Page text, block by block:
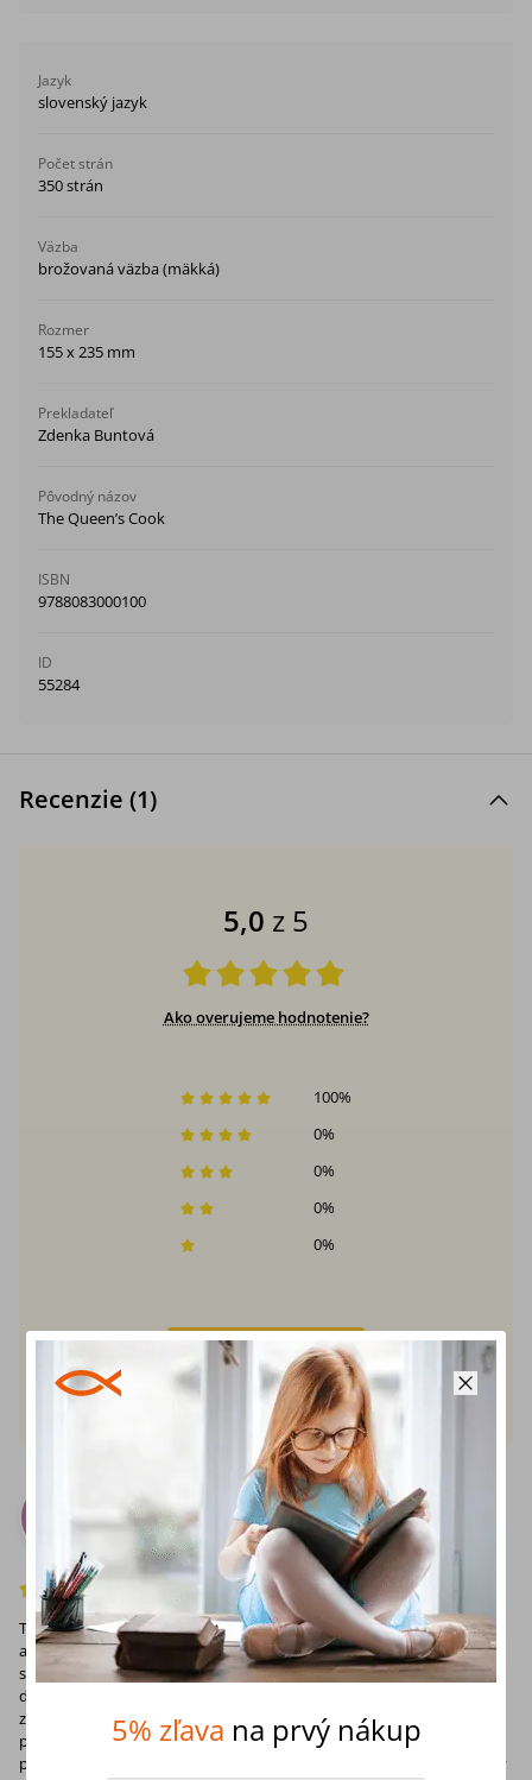
Jazyk
slovenský jazyk
Počet strán
350 strán
Väzba
brožovaná väzba (mäkká)
Rozmer
155 x 235 mm
Prekladateľ
Zdenka Buntová
Pôvodný názov
The Queen’s Cook
ISBN
9788083000100
ID
55284
Recenzie (1)
5,0 z 5
Ako overujeme hodnotenie?
0%
0%
0%
0%
100%
Pridať recenziu
14. júna 2025
Overená recenzia
Tessa Afshar opäť raz dokazuje, prečo patrí medzi moje obľúbené
autorky biblických románov. Jej najnovšie dielo Kuchárka kráľovnej je
síce príbehom fiktívnym, no pevne zakoreneným v historickom a
duchovnom podklade známeho príbehu o kráľovnej Ester, ktorý tu
zohráva kľúčovú úlohu. Autorka má schopnosť vdýchnuť biblickým
postavám život tak, že som mala pocit, akoby som bola súčasťou ich
príbehu. Chcem vyzdvihnúť aj jej nezvyčajný zmysel pre humor, ktorý
5% zľava na prvý nákup